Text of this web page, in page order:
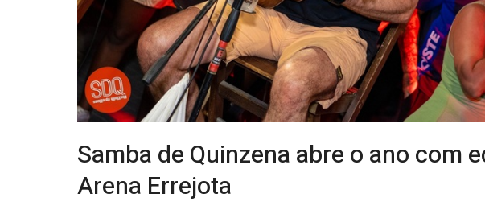
Samba de Quinzena abre o ano com
Arena Errejota